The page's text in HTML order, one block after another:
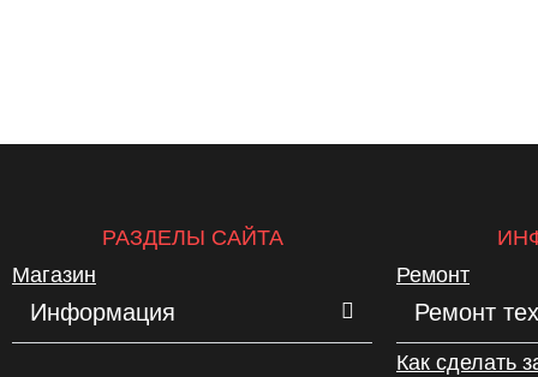
РАЗДЕЛЫ САЙТА
Магазин
Информация
Ремонт
Ремонт
Как сделать